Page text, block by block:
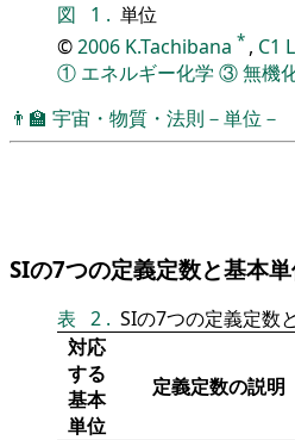
図 1 . 単位
©2006 K.Tachibana * , C1
① エネルギー化学 ③無機
👨‍🏫 宇宙・物質・法則－単位－
SIの7つの定義定数と基本
表 2 . SIの7つの定義定数
対応
する
基本
単位
定義定数の説明